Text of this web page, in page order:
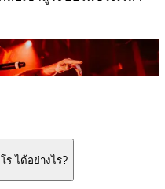
ร ได้อย่างไร?